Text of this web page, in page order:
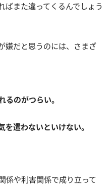
ばまた違ってくるんでしょう
嫌だと思うのには、さまざ
のがつらい。
遣わないといけない。
係や利害関係で成り立って